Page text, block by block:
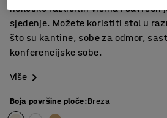
nekoliko različitih visina i savršen
sjedenje. Možete koristiti stol u
što su kantine, sobe za odmor,
konferencijske sobe.
Više
Boja površine ploče:Breza